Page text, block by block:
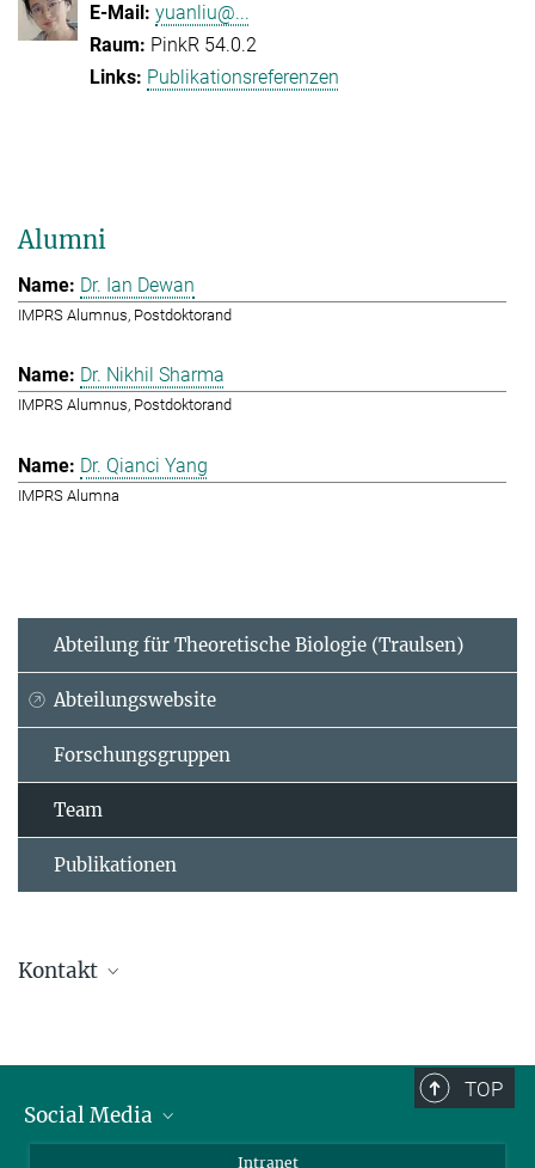
yuanliu@...
PinkR 54.0.2
Publikationsreferenzen
Alumni
Dr. Ian Dewan
IMPRS Alumnus, Postdoktorand
Dr. Nikhil Sharma
IMPRS Alumnus, Postdoktorand
Dr. Qianci Yang
IMPRS Alumna
Abteilung für Theoretische Biologie (Traulsen)
Abteilungswebsite
Forschungsgruppen
Team
Publikationen
Kontakt
+49 4522 763-260
TOP
Social Media
Intranet